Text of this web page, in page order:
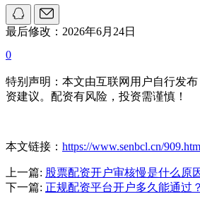
最后修改：2026年6月24日
0
特别声明：本文由互联网用户自行发
资建议。配资有风险，投资需谨慎！
本文链接： https://www.senbcl.cn/
上一篇: 股票配资开户审核慢是什么原
下一篇: 正规配资平台开户多久能通过